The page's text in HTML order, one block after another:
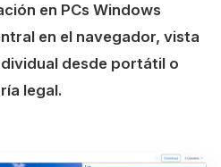
en PCs Windows
en el navegador, vista
desde portátil o
legal.